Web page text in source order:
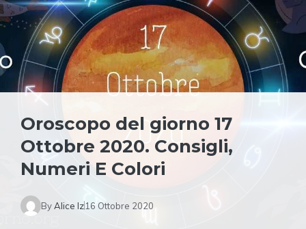
Oroscopo del giorno 17
Ottobre 2020. Consigli,
Numeri E Colori
ByAlice Iz16 Ottobre 2020